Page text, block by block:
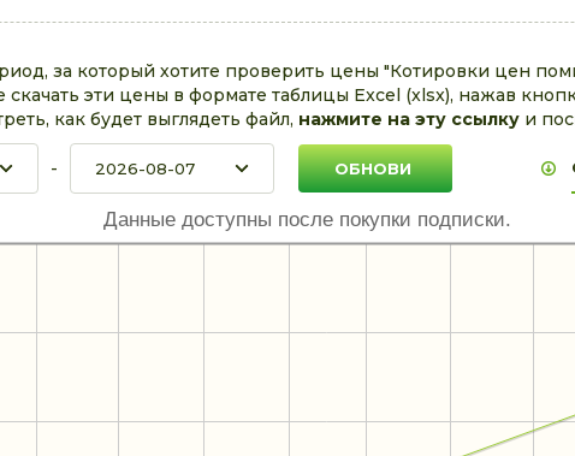
за который хотите проверить цены "Котировки цен
эти цены в формате таблицы Excel (xlsx), нажав
как будет выглядеть файл, нажмите на эту ссылку и
-
Данные доступны после покупки подписки.